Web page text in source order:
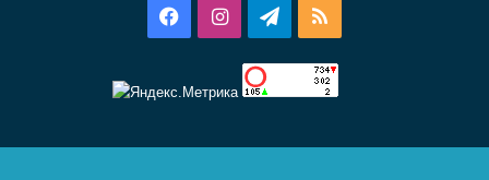
FacebookInstagramTelegram